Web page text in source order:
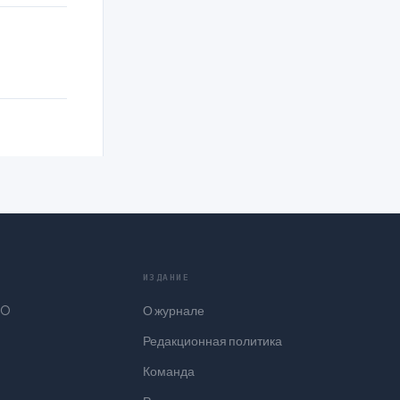
ИЗДАНИЕ
О журнале
Редакционная политика
Команда